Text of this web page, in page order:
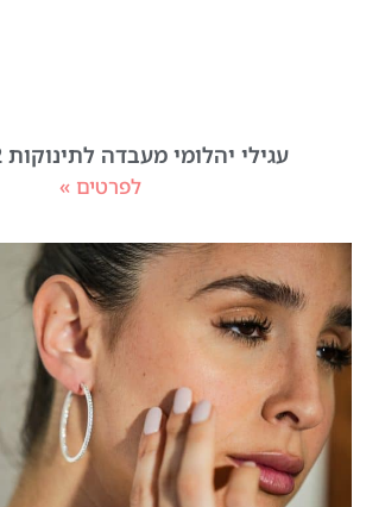
עגילי יהלומי מעבדה לתינוקות 0.2 קראט
לפרטים »